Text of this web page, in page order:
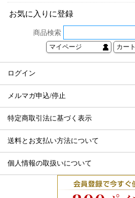
お気に入りに登録
商品検索
マイページ カート
ログイン
メルマガ申込/停止
特定商取引法に基づく表示
送料とお支払い方法について
個人情報の取扱いについて